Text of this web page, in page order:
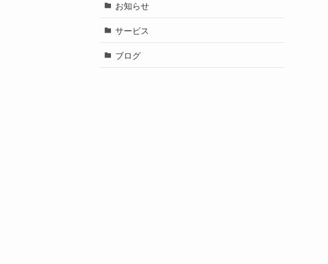
お知らせ
サービス
ブログ